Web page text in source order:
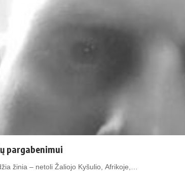
pargabenimui
žinia – netoli Žaliojo Kyšulio, Afrikoje,…